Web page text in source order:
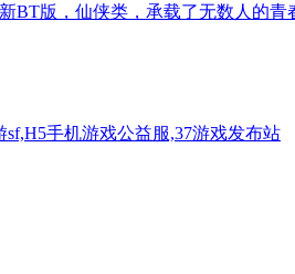
BT版，仙侠类，承载了无数人的青
sf,H5手机游戏公益服,37游戏发布站